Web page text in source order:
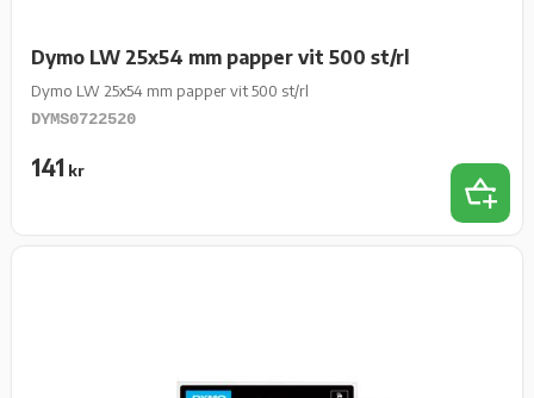
Dymo LW 25x54 mm papper vit 500 st/rl
Dymo LW 25x54 mm papper vit 500 st/rl
DYMS0722520
141 kr